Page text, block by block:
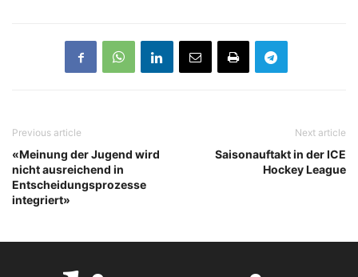
Previous article
«Meinung der Jugend wird
nicht ausreichend in
Entscheidungsprozesse
integriert»
Next article
Saisonauftakt in der ICE
Hockey League